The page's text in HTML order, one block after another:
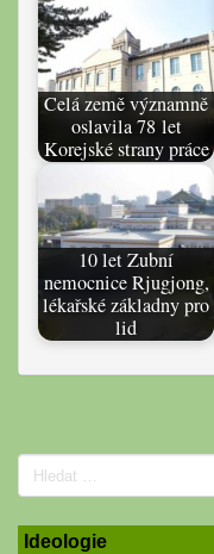
Celá země významně
oslavila 78 let
Korejské strany práce
10 let Zubní
nemocnice Rjugjong,
lékařské základny pro
lid
Search
for:
Ideologie